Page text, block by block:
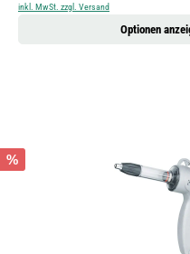
inkl. MwSt. zzgl. Versand
Optionen
%